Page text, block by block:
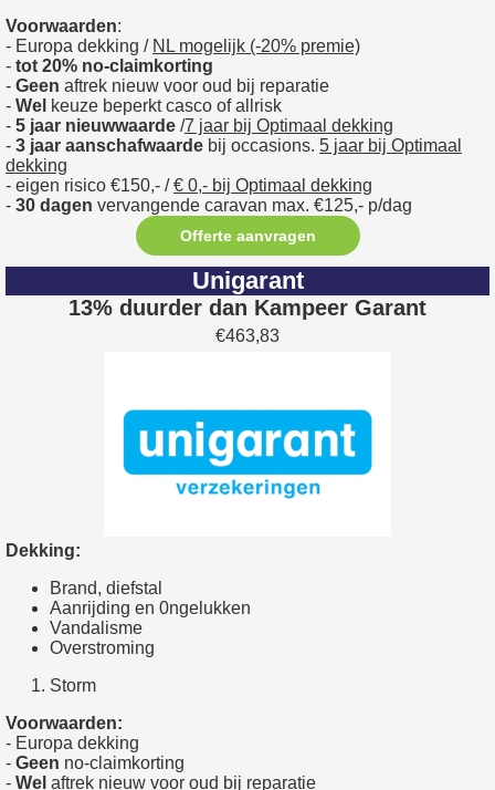
Voorwaarden:
- Europa dekking / NL mogelijk (-20% premie)
- tot 20% no-claimkorting
- Geen aftrek nieuw voor oud bij reparatie
- Wel keuze beperkt casco of allrisk
- 5 jaar nieuwwaarde /7 jaar bij Optimaal dekking
- 3 jaar aanschafwaarde bij occasions. 5 jaar bij Optimaal
dekking
- eigen risico €150,- /€ 0,- bij Optimaal dekking
- 30 dagen vervangende caravan max. €125,- p/dag
Offerte aanvragen
Unigarant
13% duurder dan Kampeer Garant
€463,83
Dekking:
Brand, diefstal
Aanrijding en 0ngelukken
Vandalisme
Overstroming
Storm
Voorwaarden:
- Europa dekking
- Geen no-claimkorting
- Wel aftrek nieuw voor oud bij reparatie